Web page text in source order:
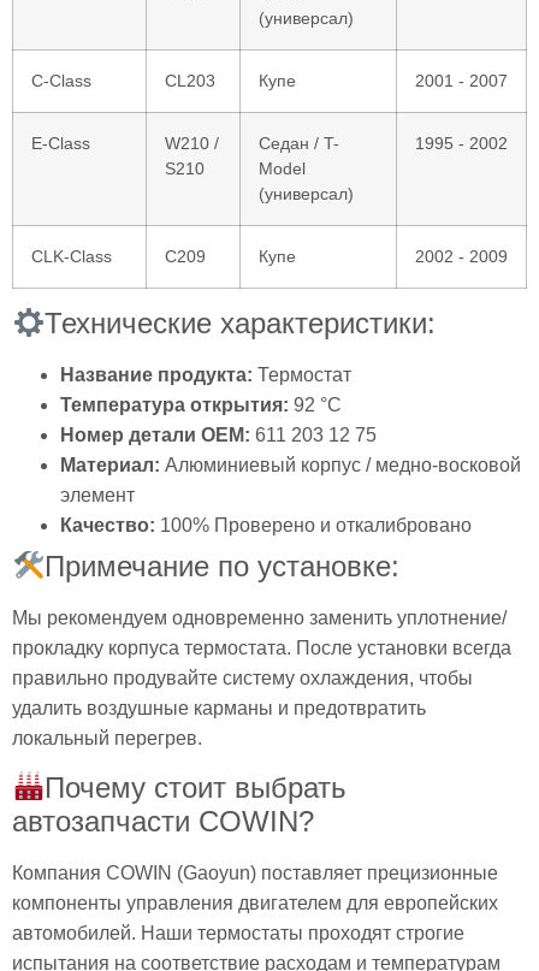
(универсал)
C-Class CL203 Купе 2001 - 2007
E-Class
W210 /
S210
Седан / T-
Model
(универсал)
1995 - 2002
CLK-Class C209 Купе 2002 - 2009
Технические характеристики:
Название продукта: Термостат
Температура открытия: 92 °C
Номер детали OEM: 611 203 12 75
Материал: Алюминиевый корпус / медно-восковой
элемент
Качество: 100% Проверено и откалибровано
Примечание по установке:
Мы рекомендуем одновременно заменить уплотнение/
прокладку корпуса термостата. После установки всегда
правильно продувайте систему охлаждения, чтобы
удалить воздушные карманы и предотвратить
локальный перегрев.
Почему стоит выбрать
автозапчасти COWIN?
Компания COWIN (Gaoyun) поставляет прецизионные
компоненты управления двигателем для европейских
автомобилей. Наши термостаты проходят строгие
испытания на соответствие расходам и температурам